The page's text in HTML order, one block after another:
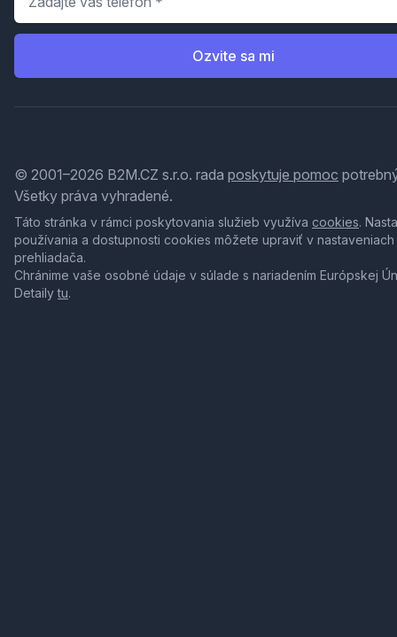
Ozvite sa mi
© 2001–2026 B2M.CZ s.r.o. rada poskytuje pomoc
Všetky práva vyhradené.
Táto stránka v rámci poskytovania služieb využíva cookies.
používania a dostupnosti cookies môžete upraviť v nastaveniach
prehliadača.
Chránime vaše osobné údaje v súlade s nariadením Európskej
Detailytu.